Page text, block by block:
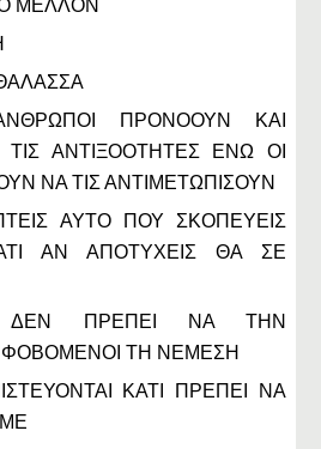
ΜΕΛΛΟΝ
ΠΡΟΝΟΟΥΝ ΚΑΙ
ΑΝΤΙΞΟΟΤΗΤΕΣ ΕΝΩ ΟΙ
ΝΑ ΤΙΣ ΑΝΤΙΜΕΤΩΠΙΣΟΥΝ
ΑΥΤΟ ΠΟΥ ΣΚΟΠΕΥΕΙΣ
ΑΝ ΑΠΟΤΥΧΕΙΣ ΘΑ ΣΕ
ΔΕΝ ΠΡΕΠΕΙ ΝΑ ΤΗΝ
ΤΗ ΝΕΜΕΣΗ
ΚΑΤΙ ΠΡΕΠΕΙ ΝΑ